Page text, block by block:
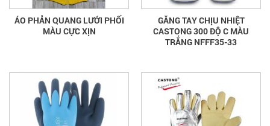
ÁO PHẢN QUANG LƯỚI PHỐI
MÀU CỰC XỊN
GĂNG TAY CHỊU NHIỆT
CASTONG 300 ĐỘ C MÀU
TRẮNG NFFF35-33